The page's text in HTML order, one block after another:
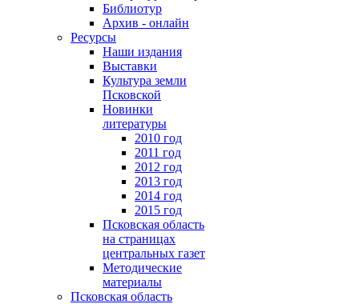
Библиотур
Архив - онлайн
Ресурсы
Наши издания
Выставки
Культура земли
Псковской
Новинки
литературы
2010 год
2011 год
2012 год
2013 год
2014 год
2015 год
Псковская область
на страницах
центральных газет
Методические
материалы
Псковская область